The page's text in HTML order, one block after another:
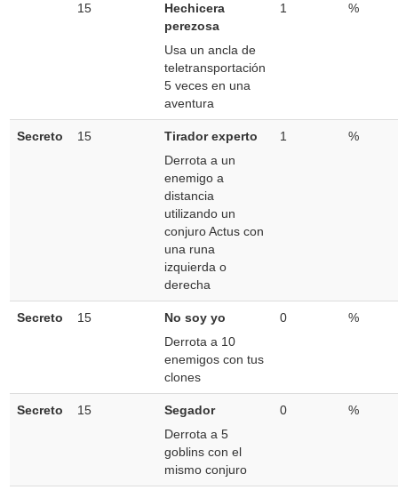
15
Hechicera
perezosa
Usa un ancla de
teletransportación
5 veces en una
aventura
1 %
Secreto 15
Tirador experto
Derrota a un
enemigo a
distancia
utilizando un
conjuro Actus con
una runa
izquierda o
derecha
1 %
Secreto 15
No soy yo
Derrota a 10
enemigos con tus
clones
0 %
Secreto 15
Segador
Derrota a 5
goblins con el
mismo conjuro
0 %